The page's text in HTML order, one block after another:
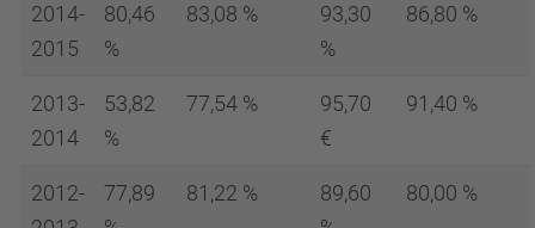
2014-
2015
80,46
%
83,08 %
93,30
%
86,80 %
2013-
2014
53,82
%
77,54 %
95,70
€
91,40 %
2012-
77,89
81,22 %
89,60
80,00 %